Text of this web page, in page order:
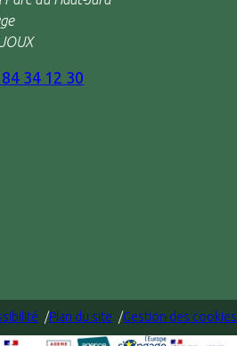
34 12 30
Plan du site Gestion des cookies